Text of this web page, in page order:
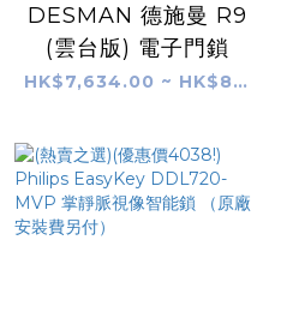
DESMAN 德施曼 R9
(雲台版) 電子門鎖
HK$7,634.00 ~ HK$8,569.00